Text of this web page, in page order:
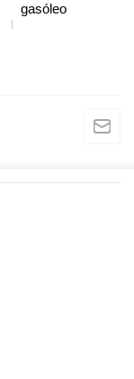
gasóleo